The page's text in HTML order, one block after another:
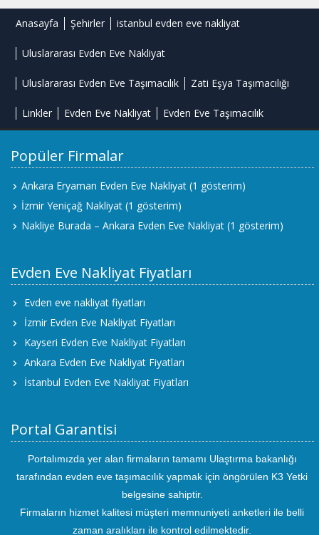
Anasayfa Şehirler istanbul evden eve nakliyat
Uluslararası Evden Eve Nakliyat
Uluslararası Evden Eve Taşımacılık Zati Eşya Taşımacılığı
Linkler Evden Eve Nakliyat Evden Eve Taşımacılık
Popüler Firmalar
Ankara Eryaman Evden Eve Nakliyat (1 gösterim)
İzmir Yeniçağ Nakliyat (1 gösterim)
Nakliye Burada – Ankara Evden Eve Nakliyat (1 gösterim)
Evden Eve Nakliyat Fiyatları
Evden eve nakliyat fiyatları
İzmir Evden Eve Nakliyat Fiyatları
Kayseri Evden Eve Nakliyat Fiyatları
Ankara Evden Eve Nakliyat Fiyatları
İstanbul Evden Eve Nakliyat Fiyatları
Portal Garantisi
Portalımızda yer alan firmaların tamamı Ulaştırma bakanlığı
tarafından evden eve taşımacılık yapmak için öngörülen K3 Yetki
belgesine sahiptir.
Firmaların hizmet kalitesi müşteri memnuniyeti anketleri ile belli
zaman aralıkları ile kontrol edilmektedir.